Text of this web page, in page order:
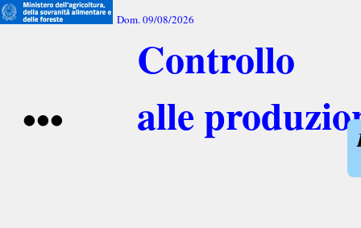
Dom. 09/08/2026
Controllo
alle
•••